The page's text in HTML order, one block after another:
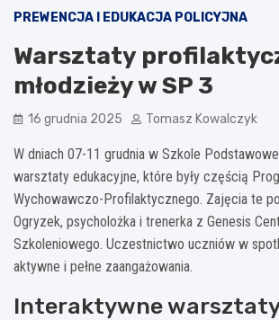
PREWENCJA I EDUKACJA POLICYJNA
Warsztaty
młodzieży w SP 3
16 grudnia 2025 Tomasz Kowalczyk
W dniach 07-11 grudnia w Szkole
warsztaty edukacyjne, które były częścią
Wychowawczo-Profilaktycznego. Zajęcia te
Ogryzek, psycholożka i trenerka z Genesis
Szkoleniowego. Uczestnictwo uczniów w
aktywne i pełne zaangażowania.
Interaktywne